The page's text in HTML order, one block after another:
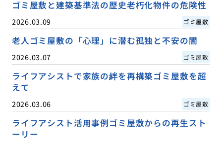
ゴミ屋敷と建築基準法の歴史老朽化物件の危険性
2026.03.09 ゴミ屋敷
老人ゴミ屋敷の「心理」に潜む孤独と不安の闇
2026.03.07 ゴミ屋敷
ライフアシストで家族の絆を再構築ゴミ屋敷を超
えて
2026.03.06 ゴミ屋敷
ライフアシスト活用事例ゴミ屋敷からの再生スト
ーリー